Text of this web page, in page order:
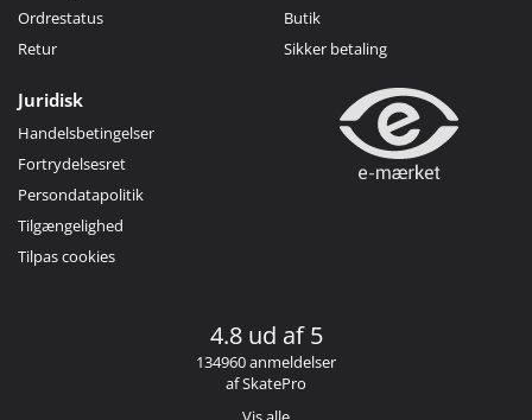
Ordrestatus
Retur
Butik
Sikker betaling
Juridisk
Handelsbetingelser
Fortrydelsesret
Persondatapolitik
Tilgængelighed
Tilpas cookies
4.8 ud af 5
134960 anmeldelser
af SkatePro